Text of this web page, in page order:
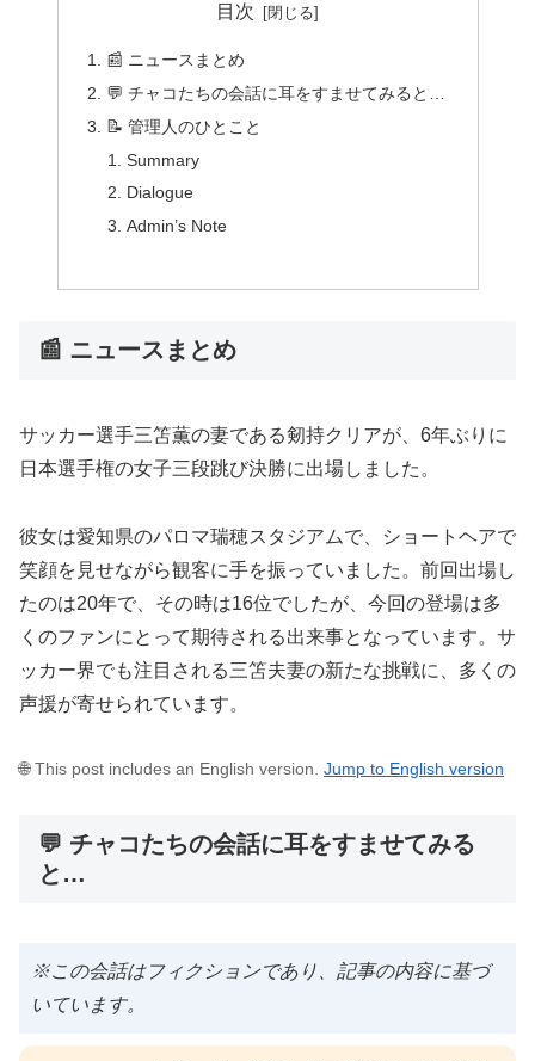
目次
📰 ニュースまとめ
💬 チャコたちの会話に耳をすませてみると…
📝 管理人のひとこと
Summary
Dialogue
Admin’s Note
📰 ニュースまとめ
サッカー選手三笘薫の妻である剱持クリアが、6年ぶりに
日本選手権の女子三段跳び決勝に出場しました。
彼女は愛知県のパロマ瑞穂スタジアムで、ショートヘアで
笑顔を見せながら観客に手を振っていました。前回出場し
たのは20年で、その時は16位でしたが、今回の登場は多
くのファンにとって期待される出来事となっています。サ
ッカー界でも注目される三笘夫妻の新たな挑戦に、多くの
声援が寄せられています。
🌐 This post includes an English version. Jump to English version
💬 チャコたちの会話に耳をすませてみる
と…
※この会話はフィクションであり、記事の内容に基づ
いています。